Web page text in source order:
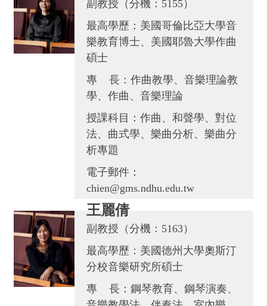
副教授（分機：5155）
最高學歷：美國哥倫比亞大學音
樂教育博士、美國耶魯大學作曲
碩士
專 長：作曲教學、音樂理論教
學、作曲、音樂理論
授課科目：作曲、和聲學、對位
法、曲式學、樂曲分析、樂曲分
析專題
電子郵件：
chien@gms.ndhu.edu.tw
王麗倩
副教授（分機：5163）
最高學歷：美國德州大學奧斯汀
分校音樂研究所碩士
專 長：鋼琴教育、鋼琴演奏、